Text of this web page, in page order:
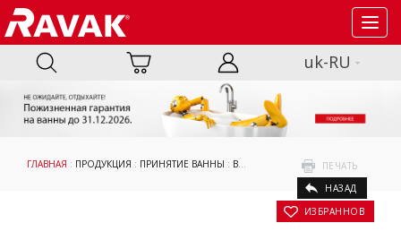
uk-RU
ПЕЧАТЬ
НАЗАД
В ИЗБРАННОЕ
ГЛАВНАЯ : ПРОДУКЦИЯ : ПРИНЯТИЕ ВАННЫ : ВАННЫ ПРЯМОУГОЛЬНЫЕ ВАННЫ